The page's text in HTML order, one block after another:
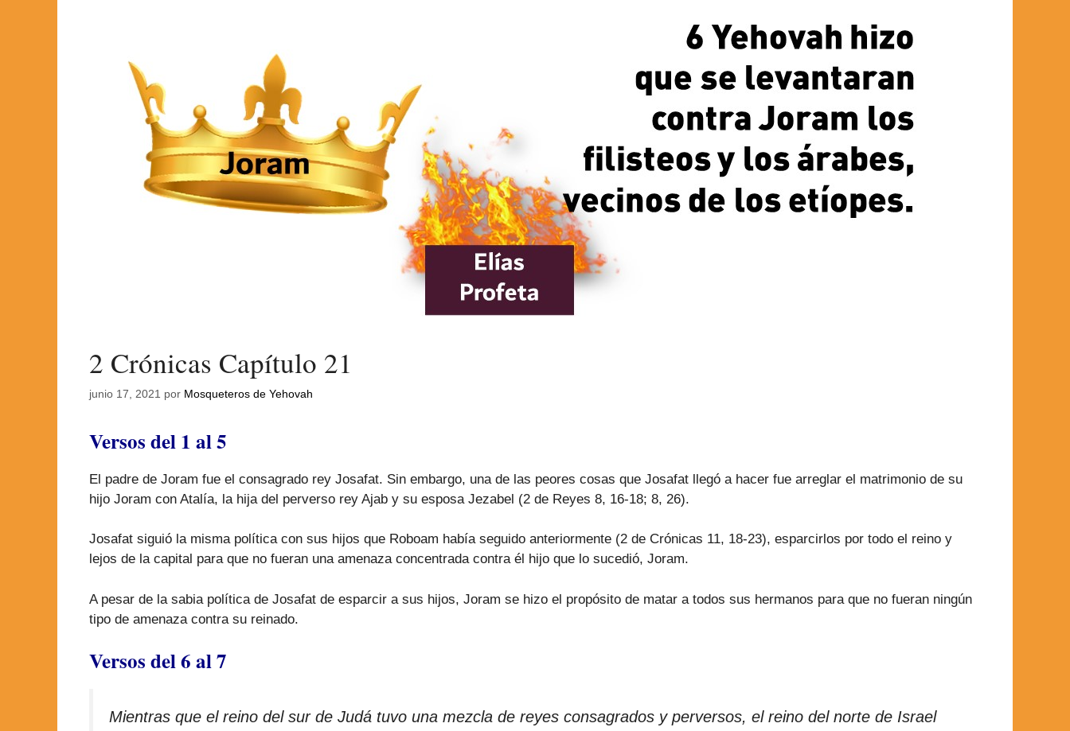
2 Crónicas Capítulo 21
junio 17, 2021 por Mosqueteros de Yehovah
Versos del 1 al 5
El padre de Joram fue el consagrado rey Josafat. Sin embargo, una de las peores cosas que Josafat llegó a hacer fue arreglar el matrimonio de su
hijo Joram con Atalía, la hija del perverso rey Ajab y su esposa Jezabel (2 de Reyes 8, 16-18; 8, 26).
Josafat siguió la misma política con sus hijos que Roboam había seguido anteriormente (2 de Crónicas 11, 18-23), esparcirlos por todo el reino y
lejos de la capital para que no fueran una amenaza concentrada contra él hijo que lo sucedió, Joram.
A pesar de la sabia política de Josafat de esparcir a sus hijos, Joram se hizo el propósito de matar a todos sus hermanos para que no fueran ningún
tipo de amenaza contra su reinado.
Versos del 6 al 7
Mientras que el reino del sur de Judá tuvo una mezcla de reyes consagrados y perversos, el reino del norte de Israel